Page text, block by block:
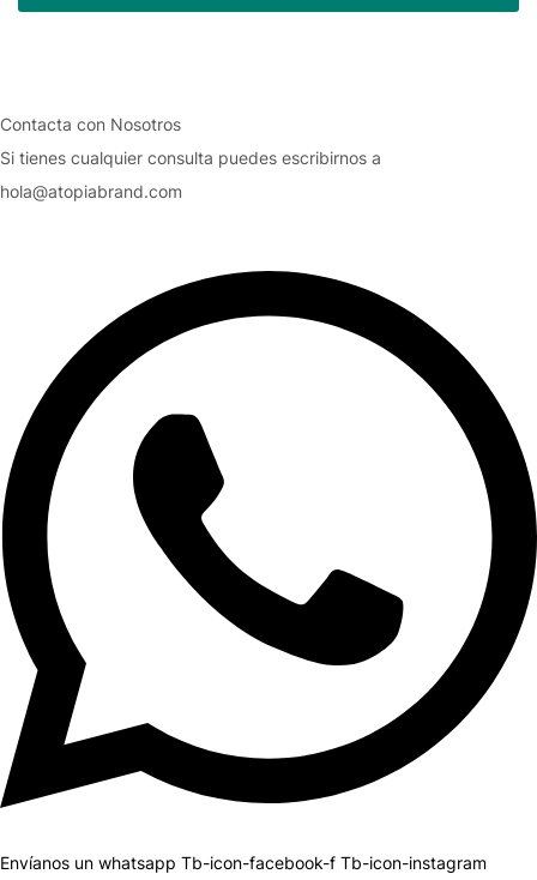
Contacta con Nosotros
Si tienes cualquier consulta puedes escribirnos a
hola@atopiabrand.com
Envíanos un whatsapp Tb-icon-facebook-f Tb-icon-instagram